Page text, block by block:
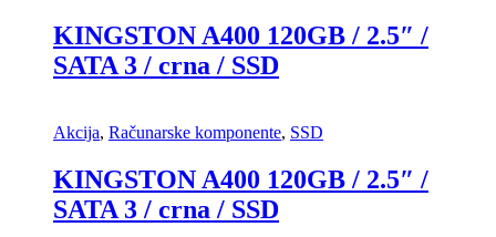
KINGSTON A400 120GB / 2.5″ /
SATA 3 / crna / SSD
Akcija, Računarske komponente, SSD
KINGSTON A400 120GB / 2.5″ /
SATA 3 / crna / SSD